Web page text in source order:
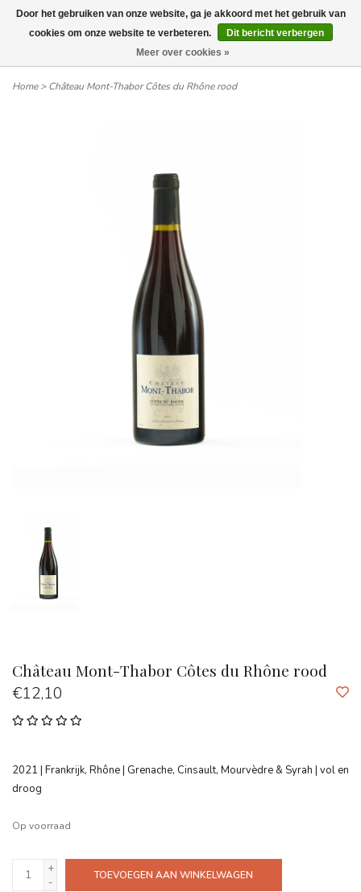
Wij leveren tot aan uw deur. Afhalen is mogelijk.
Home>Château Mont-Thabor Côtes du Rhône rood
Château Mont-Thabor Côtes du Rhône rood
€12,10
2021 | Frankrijk, Rhône | Grenache, Cinsault, Mourvèdre & Syrah | vol en
droog
Op voorraad
+
-
TOEVOEGEN AAN WINKELWAGEN
Door het gebruiken van onze website, ga je akkoord met het gebruik van
cookies om onze website te verbeteren.
Dit bericht verbergen
Meer over cookies »